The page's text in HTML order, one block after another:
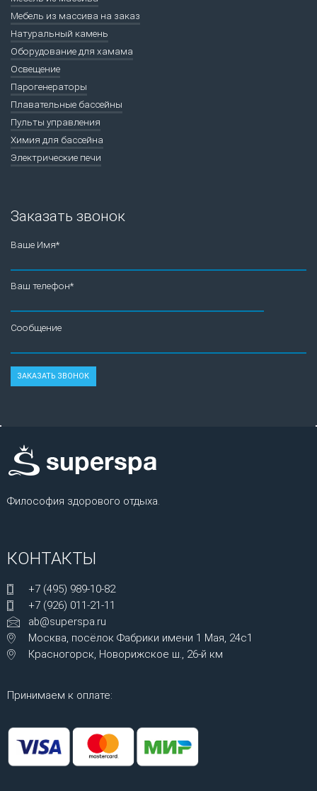
Мебель из массива на заказ
Натуральный камень
Оборудование для хамама
Освещение
Парогенераторы
Плавательные бассейны
Пульты управления
Химия для бассейна
Электрические печи
Заказать звонок
Ваше Имя*
Ваш телефон*
Сообщение
Философия здорового отдыха.
КОНТАКТЫ
+7 (495) 989-10-82
+7 (926) 011-21-11
ab@superspa.ru
Москва, посёлок Фабрики имени 1 Мая, 24с1
Красногорск, Новорижское ш., 26-й км
Принимаем к оплате: